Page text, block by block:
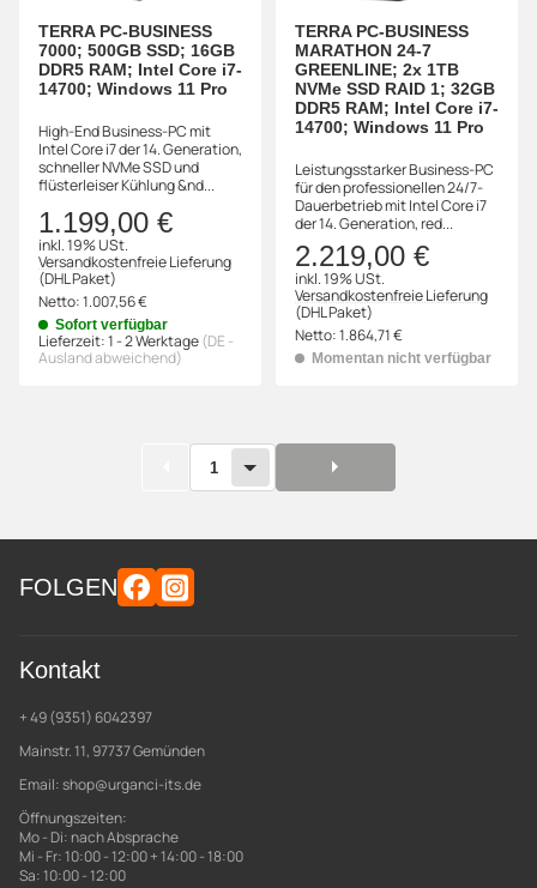
TERRA PC-BUSINESS
7000; 500GB SSD; 16GB
DDR5 RAM; Intel Core i7-
14700; Windows 11 Pro
High-End Business-PC mit
Intel Core i7 der 14. Generation,
schneller NVMe SSD und
flüsterleiser Kühlung &nd...
1.199,00 €
inkl. 19% USt.
Versandkostenfreie Lieferung
(DHL Paket)
Netto:1.007,56 €
Sofort verfügbar
Lieferzeit:1 - 2 Werktage(DE -
Ausland abweichend)
TERRA PC-BUSINESS
MARATHON 24-7
GREENLINE; 2x 1TB
NVMe SSD RAID 1; 32GB
DDR5 RAM; Intel Core i7-
14700; Windows 11 Pro
Leistungsstarker Business-PC
für den professionellen 24/7-
Dauerbetrieb mit Intel Core i7
der 14. Generation, red...
2.219,00 €
inkl. 19% USt.
Versandkostenfreie Lieferung
(DHL Paket)
Netto:1.864,71 €
Momentan nicht verfügbar
1
FOLGEN
Kontakt
+ 49 (9351) 6042397
Mainstr. 11, 97737 Gemünden
Email:shop@urganci-its.de
Öffnungszeiten:
Mo - Di: nach Absprache
Mi - Fr: 10:00 - 12:00 + 14:00 - 18:00
Sa: 10:00 - 12:00